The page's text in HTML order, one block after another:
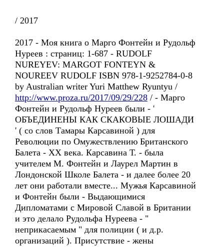
/ 2017
2017 - Моя книга о Марго Фонтейн и Рудольф
Нуреев : страниц: 1-687 - RUDOLF
NUREYEV: MARGOT FONTEYN &
NOUREEV RUDOLF ISBN 978-1-9252784-0-8
by Australian writer Yuri Matthew Ryuntyu /
http://www.proza.ru/2017/09/29/228 / - Марго
Фонтейн и Рудольф Нуреев были - '
ОБЪЕДИНЕНЫ КАК СКАКОВЫЕ ЛОШАДИ
' ( со слов Тамары Карсавиной ) для
Революции по Омужествлению Британского
Балета - XX века. Карсавина Т. - была
учителем М. Фонтейн и Лаурел Мартин в
Лондонской Школе Балета - и далее более 20
лет они работали вместе... Мужья Карсавиной
и Фонтейн были - Выдающимися
Дипломатами с Мировой Славой в Британии
и это делало Рудольфа Нуреева - "
неприкасаемым " для полиции ( и д.р.
организаций ). Присутствие - жены